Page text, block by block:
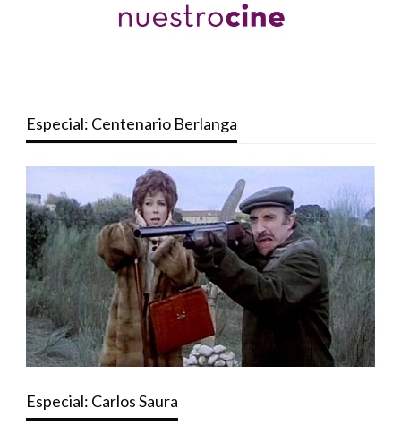
Especial: Centenario Berlanga
Especial: Carlos Saura